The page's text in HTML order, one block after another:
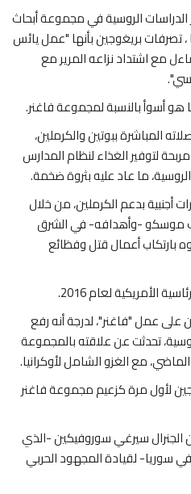
الروسية في مجموعة أبحاث
، تصرفات بريغوجين بأنها "عمل يائس
مع اشتداد نزاعه المرير مع
أسوأ بالنسبة لمجموعة فاغنر.
المباشرة ببوتين والكرملين،
لتوفير الغذاء لنظام المدارس
ما عاد عليه بثروة ضخمة.
بدعم الكرملين، من خلال
موسكو -وأهدافه- في الشرق
بارتكاب أعمال قتل وفظائع
الأمريكية لعام 2016.
على عمل "فاغنر"، لدرجة أنه رفع
تحدثت عن علاقته بالمجموعة
مع الغزو الشامل لأوكرانيا.
لأول مرة كزعيم مجموعة فاغنر
الجنرال سيرغي سوروفيكين -الذي
سوريا- لقيادة المجهود الحربي